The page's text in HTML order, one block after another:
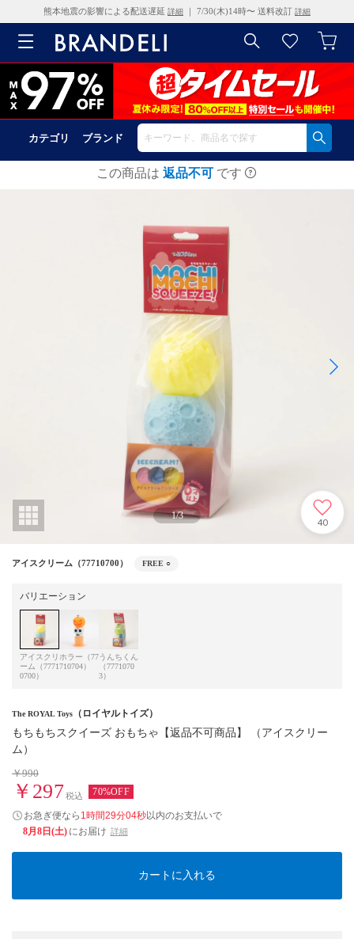
熊本地震の影響による配送遅延 詳細 ｜ 7/30(木)14時〜 送料改訂 詳細
カテゴリ ブランド
この商品は 返品不可 です
1/3
40
アイスクリーム（77710700） FREE ○
バリエーション
アイスクリ
ーム（7771
0700）
ホラー（77
710704）
うんちくん
（7771070
3）
The ROYAL Toys （ロイヤルトイズ）
もちもちスクイーズ おもちゃ【返品不可商品】 （アイスクリー
ム）
￥990
￥297税込 70%OFF
お急ぎ便なら 1時間29分03秒以内のお支払いで
8月8日(土) にお届け 詳細
カートに入れる